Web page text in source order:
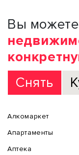
Вы можете
Снять
Алкомаркет
Апартаменты
Аптека